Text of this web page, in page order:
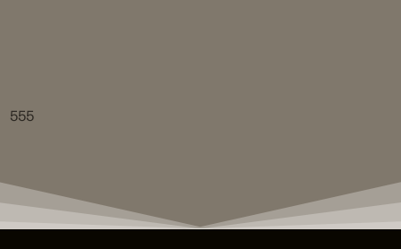
555